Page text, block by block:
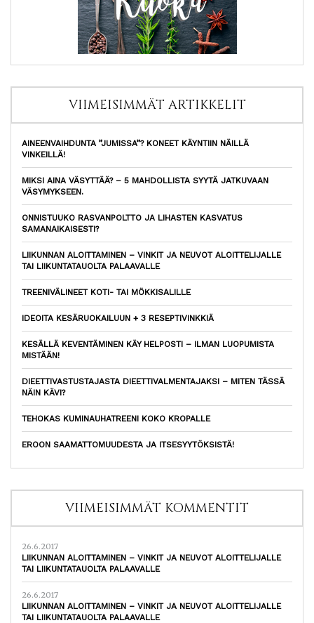
VIIMEISIMMÄT ARTIKKELIT
AINEENVAIHDUNTA ”JUMISSA”? KONEET KÄYNTIIN NÄILLÄ
VINKEILLÄ!
MIKSI AINA VÄSYTTÄÄ? – 5 MAHDOLLISTA SYYTÄ JATKUVAAN
VÄSYMYKSEEN.
ONNISTUUKO RASVANPOLTTO JA LIHASTEN KASVATUS
SAMANAIKAISESTI?
LIIKUNNAN ALOITTAMINEN – VINKIT JA NEUVOT ALOITTELIJALLE
TAI LIIKUNTATAUOLTA PALAAVALLE
TREENIVÄLINEET KOTI- TAI MÖKKISALILLE
IDEOITA KESÄRUOKAILUUN + 3 RESEPTIVINKKIÄ
KESÄLLÄ KEVENTÄMINEN KÄY HELPOSTI – ILMAN LUOPUMISTA
MISTÄÄN!
DIEETTIVASTUSTAJASTA DIEETTIVALMENTAJAKSI – MITEN TÄSSÄ
NÄIN KÄVI?
TEHOKAS KUMINAUHATREENI KOKO KROPALLE
EROON SAAMATTOMUUDESTA JA ITSESYYTÖKSISTÄ!
VIIMEISIMMÄT KOMMENTIT
26.6.2017
LIIKUNNAN ALOITTAMINEN – VINKIT JA NEUVOT ALOITTELIJALLE
TAI LIIKUNTATAUOLTA PALAAVALLE
26.6.2017
LIIKUNNAN ALOITTAMINEN – VINKIT JA NEUVOT ALOITTELIJALLE
TAI LIIKUNTATAUOLTA PALAAVALLE